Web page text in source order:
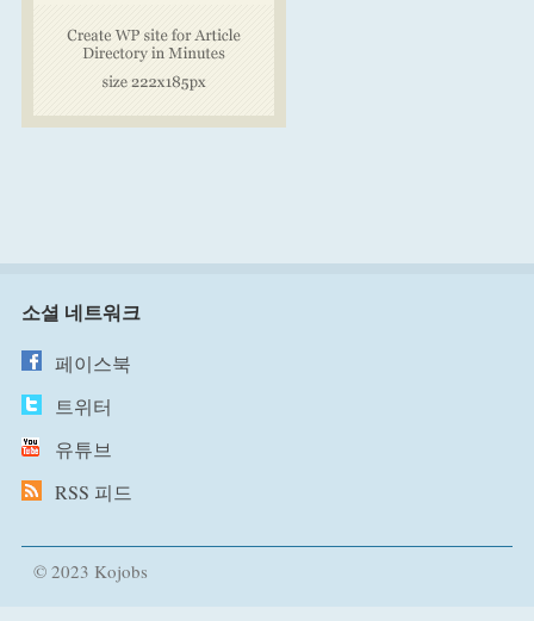
소셜 네트워크
페이스북
트위터
유튜브
RSS 피드
© 2023 Kojobs